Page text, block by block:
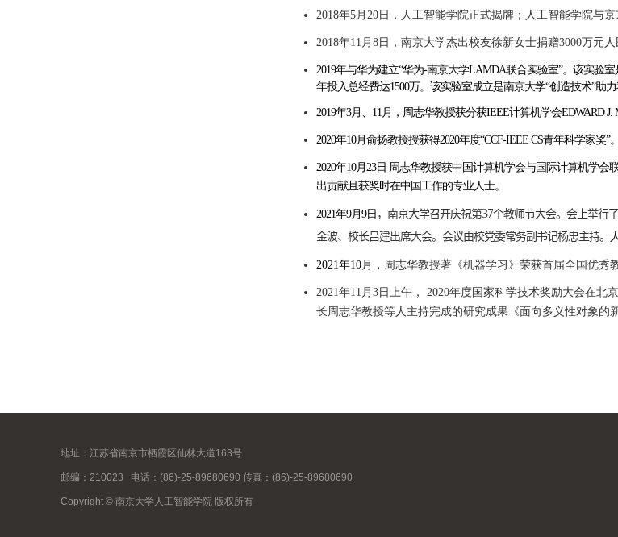
2018年5月 20 日， 人工智能学院正式揭牌；人工智能学院与
2018年11月8日，南京大学杰出校友徐新女士捐赠3000万元
2019年与华为建立“华为-南京大学LAMDA联合实验室”。该实验
年投入总经费达1500万。该实验室成立是南京大学“创造技术”助
2019年3月、 11月， 周志华教授获分获IEEE计算机学会EDWARD
2020年10月俞扬教授授获得2020年度“CCF-IEEE CS青年科学家奖”。
2020年10月 23日 周志华教授获中国计算机学会与国际计算机学会
出贡献且获奖时在中国工作的专业人士。
2021年9月9日 ，南京大学召开庆祝第37个教师节大会。会上举行了
金波、校长吕建出席大会。会议由校党委常务副书记杨忠主持。
2021年10月， 周志华教授著《机器学习》荣获首届全国优秀
2021年11月3日上午， 2020年度国家科学技术奖励大会在北
长周志华教授等人主持完成的研究成果《面向多义性对象的
地址：江苏省南京市栖霞区仙林大道163号
邮编：210023 电话：(86)-25-89680690 传真：(86)-25-89680690
Copyright © 南京大学人工智能学院 版权所有